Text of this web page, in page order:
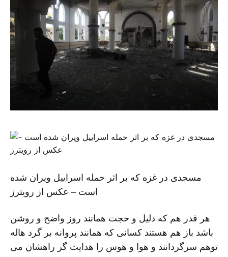
مسجدی در غزه که بر اثر حمله اسراییل ویران شده
است – عکس از رویترز
هر قدر هم که دلیل و حجت همانند روز واضح و روشن
باشد باز هم هستند کسانی که همانند پروانه بر گرد هاله
توهم سرگردانند و هوا و هوس را هدایت گر راهشان می